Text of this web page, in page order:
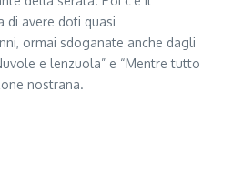
di avere doti quasi
ormai sdoganate anche dagli
e lenzuola” e “Mentre tutto
nostrana.